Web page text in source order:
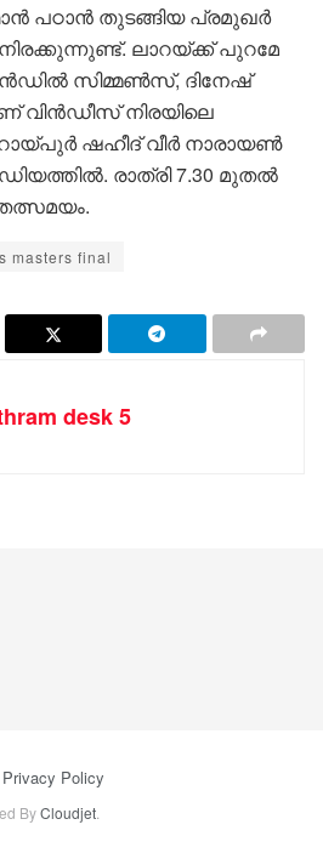
പഠാൻ തുടങ്ങിയ പ്രമുഖർ
ലാറയ്ക്ക് പുറമേ
സിമ്മൺസ്, ദിനേഷ്
വിൻഡീസ് നിരയിലെ
ഷഹീദ് വീർ നാരായൺ
രാത്രി 7.30 മുതൽ
masters final
desk 5
Privacy Policy
ByCloudjet